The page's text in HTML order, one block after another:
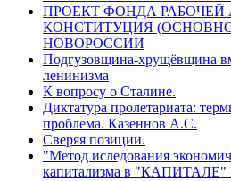
ПРОЕКТ ФОНДА
КОНСТИТУЦИЯ
НОВОРОССИИ
Подгузовщина-хрущёвщина
ленинизма
К вопросу о Сталине.
Диктатура пролетариата:
проблема. Казеннов А.С.
Сверяя позиции.
"Метод иследования
капитализма в "КАПИТАЛЕ"